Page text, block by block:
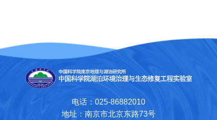
电话：025-86882010
地址：南京市北京东路73号